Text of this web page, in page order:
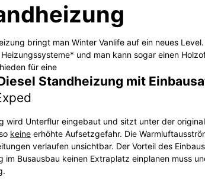
bringt man Winter Vanlife auf ein neues
und man kann sogar einen
für eine
Standheizung mit
wird Unterflur eingebaut und sitzt unter der
keine erhöhte Aufsetzgefahr. Die
verlaufen unsichtbar. Der Vorteil des
im Busausbau keinen Extraplatz einplanen muss